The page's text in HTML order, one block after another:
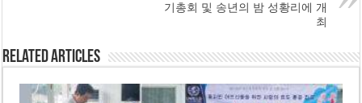
기총회 및 송년의 밤 성황리에 개
최
Related Articles